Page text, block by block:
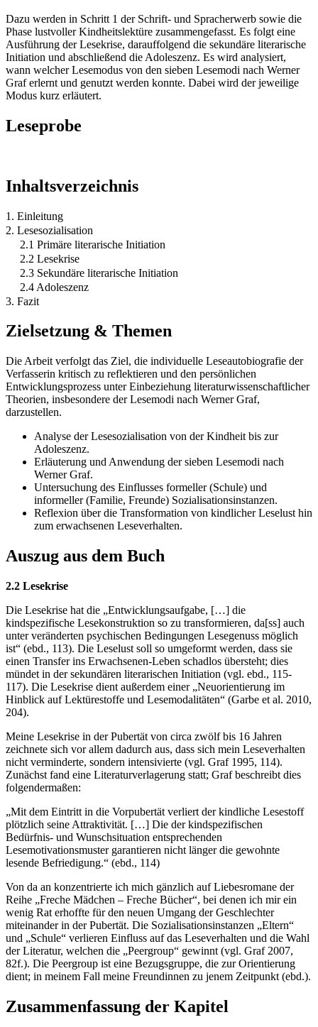
Dazu werden in Schritt 1 der Schrift- und Spracherwerb sowie die
Phase lustvoller Kindheitslektüre zusammengefasst. Es folgt eine
Ausführung der Lesekrise, darauffolgend die sekundäre literarische
Initiation und abschließend die Adoleszenz. Es wird analysiert,
wann welcher Lesemodus von den sieben Lesemodi nach Werner
Graf erlernt und genutzt werden konnte. Dabei wird der jeweilige
Modus kurz erläutert.
Leseprobe
Inhaltsverzeichnis
1. Einleitung
2. Lesesozialisation
2.1 Primäre literarische Initiation
2.2 Lesekrise
2.3 Sekundäre literarische Initiation
2.4 Adoleszenz
3. Fazit
Zielsetzung & Themen
Die Arbeit verfolgt das Ziel, die individuelle Leseautobiografie der
Verfasserin kritisch zu reflektieren und den persönlichen
Entwicklungsprozess unter Einbeziehung literaturwissenschaftlicher
Theorien, insbesondere der Lesemodi nach Werner Graf,
darzustellen.
Analyse der Lesesozialisation von der Kindheit bis zur
Adoleszenz.
Erläuterung und Anwendung der sieben Lesemodi nach
Werner Graf.
Untersuchung des Einflusses formeller (Schule) und
informeller (Familie, Freunde) Sozialisationsinstanzen.
Reflexion über die Transformation von kindlicher Leselust hin
zum erwachsenen Leseverhalten.
Auszug aus dem Buch
2.2 Lesekrise
Die Lesekrise hat die „Entwicklungsaufgabe, […] die
kindspezifische Lesekonstruktion so zu transformieren, da[ss] auch
unter veränderten psychischen Bedingungen Lesegenuss möglich
ist“ (ebd., 113). Die Leselust soll so umgeformt werden, dass sie
einen Transfer ins Erwachsenen-Leben schadlos übersteht; dies
mündet in der sekundären literarischen Initiation (vgl. ebd., 115-
117). Die Lesekrise dient außerdem einer „Neuorientierung im
Hinblick auf Lektürestoffe und Lesemodalitäten“ (Garbe et al. 2010,
204).
Meine Lesekrise in der Pubertät von circa zwölf bis 16 Jahren
zeichnete sich vor allem dadurch aus, dass sich mein Leseverhalten
nicht verminderte, sondern intensivierte (vgl. Graf 1995, 114).
Zunächst fand eine Literaturverlagerung statt; Graf beschreibt dies
folgendermaßen:
„Mit dem Eintritt in die Vorpubertät verliert der kindliche Lesestoff
plötzlich seine Attraktivität. […] Die der kindspezifischen
Bedürfnis- und Wunschsituation entsprechenden
Lesemotivationsmuster garantieren nicht länger die gewohnte
lesende Befriedigung.“ (ebd., 114)
Von da an konzentrierte ich mich gänzlich auf Liebesromane der
Reihe „Freche Mädchen – Freche Bücher“, bei denen ich mir ein
wenig Rat erhoffte für den neuen Umgang der Geschlechter
miteinander in der Pubertät. Die Sozialisationsinstanzen „Eltern“
und „Schule“ verlieren Einfluss auf das Leseverhalten und die Wahl
der Literatur, welchen die „Peergroup“ gewinnt (vgl. Graf 2007,
82f.). Die Peergroup ist eine Bezugsgruppe, die zur Orientierung
dient; in meinem Fall meine Freundinnen zu jenem Zeitpunkt (ebd.).
Zusammenfassung der Kapitel